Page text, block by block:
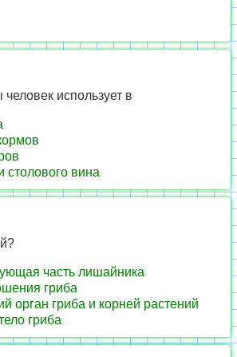
ис­поль­зу­ет в
сто­ло­во­го вина
часть ли­шай­ни­ка
гриба
орган гриба и кор­ней рас­те­ний
гриба